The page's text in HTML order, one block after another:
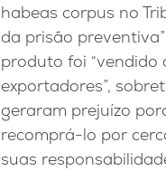
habeas corpus no
da prisão
produto foi “vendido
exportadores”,
geraram prejuízo
recomprá-lo por
suas